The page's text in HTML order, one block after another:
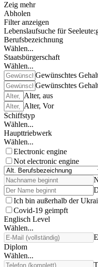
Zeig mehr
Abholen
Filter anzeigen
Lebenslaufsuche für Seeleute:
Berufsbezeichnung
Wählen...
Staatsbürgerschaft
Wählen...
Gewünschtes
Gewünschtes
Alter, aus
Alter, Vor
Schiffstyp
Wählen...
Haupttriebwerk
Wählen...
Electronic engine
Not electronic engine
Ich bin außerhalb der
Covid-19 geimpft
Englisch Level
Wählen...
Diplom
Wählen...